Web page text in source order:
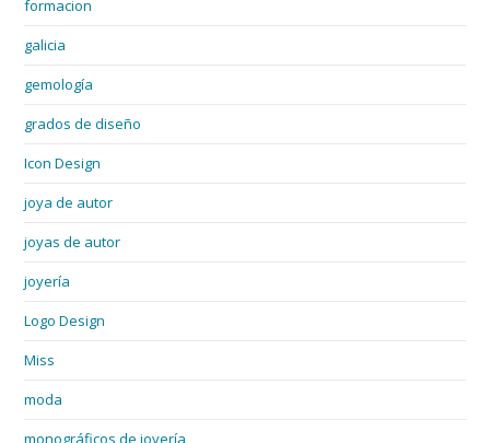
formacion
galicia
gemología
grados de diseño
Icon Design
joya de autor
joyas de autor
joyería
Logo Design
Miss
moda
monográficos de joyería